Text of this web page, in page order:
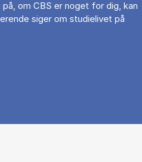
om CBS er noget for dig, kan
siger om studielivet på